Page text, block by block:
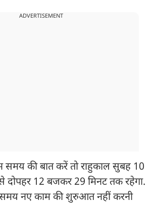
ADVERTISEMENT
की बात करें तो राहुकाल सुबह 10
दोपहर 12 बजकर 29 मिनट तक रहेगा.
समय नए काम की शुरुआत नहीं करनी